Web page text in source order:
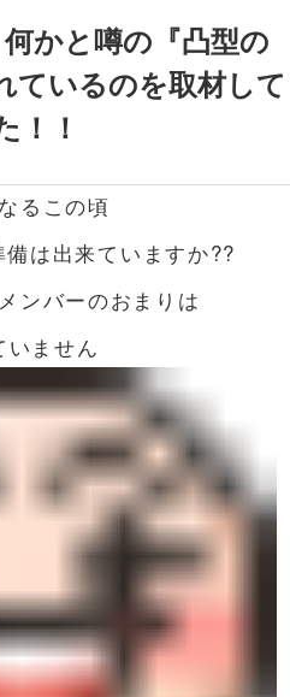
何かと噂の『凸型の
ているのを取材して
！！
るこの頃
は出来ていますか??
ンバーのおまりは
いません